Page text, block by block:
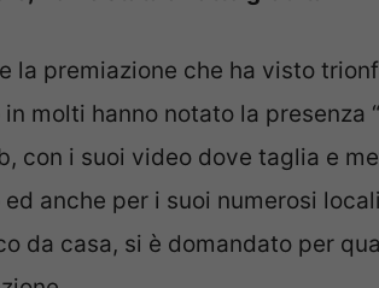
la premiazione che ha visto
molti hanno notato la presenza
con i suoi video dove taglia e
anche per i suoi numerosi
da casa, si è domandato per